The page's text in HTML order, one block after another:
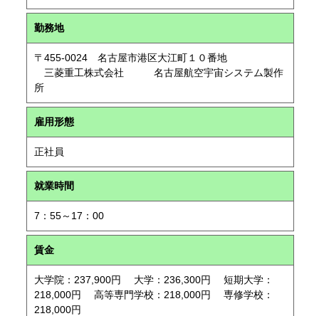
勤務地
〒455-0024 名古屋市港区大江町１０番地
三菱重工株式会社 名古屋航空宇宙システム製作
所
雇用形態
正社員
就業時間
7：55～17：00
賃金
大学院：237,900円 大学：236,300円 短期大学：
218,000円 高等専門学校：218,000円 専修学校：
218,000円